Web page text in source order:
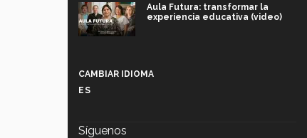
Aula Futura: transformar la
experiencia educativa (video)
CAMBIAR IDIOMA
ES
Síguenos